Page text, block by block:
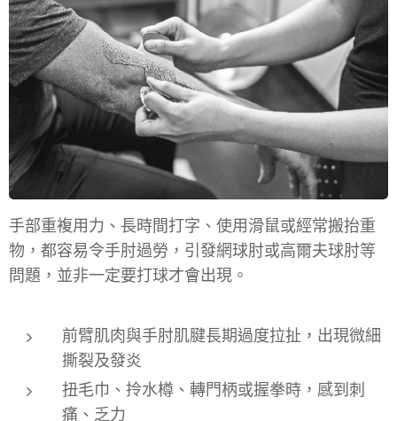
手部重複用力、長時間打字、使用滑鼠或經常搬抬重
物，都容易令手肘過勞，引發網球肘或高爾夫球肘等
問題，並非一定要打球才會出現。
前臂肌肉與手肘肌腱長期過度拉扯，出現微細
撕裂及發炎
扭毛巾、拎水樽、轉門柄或握拳時，感到刺
痛、乏力